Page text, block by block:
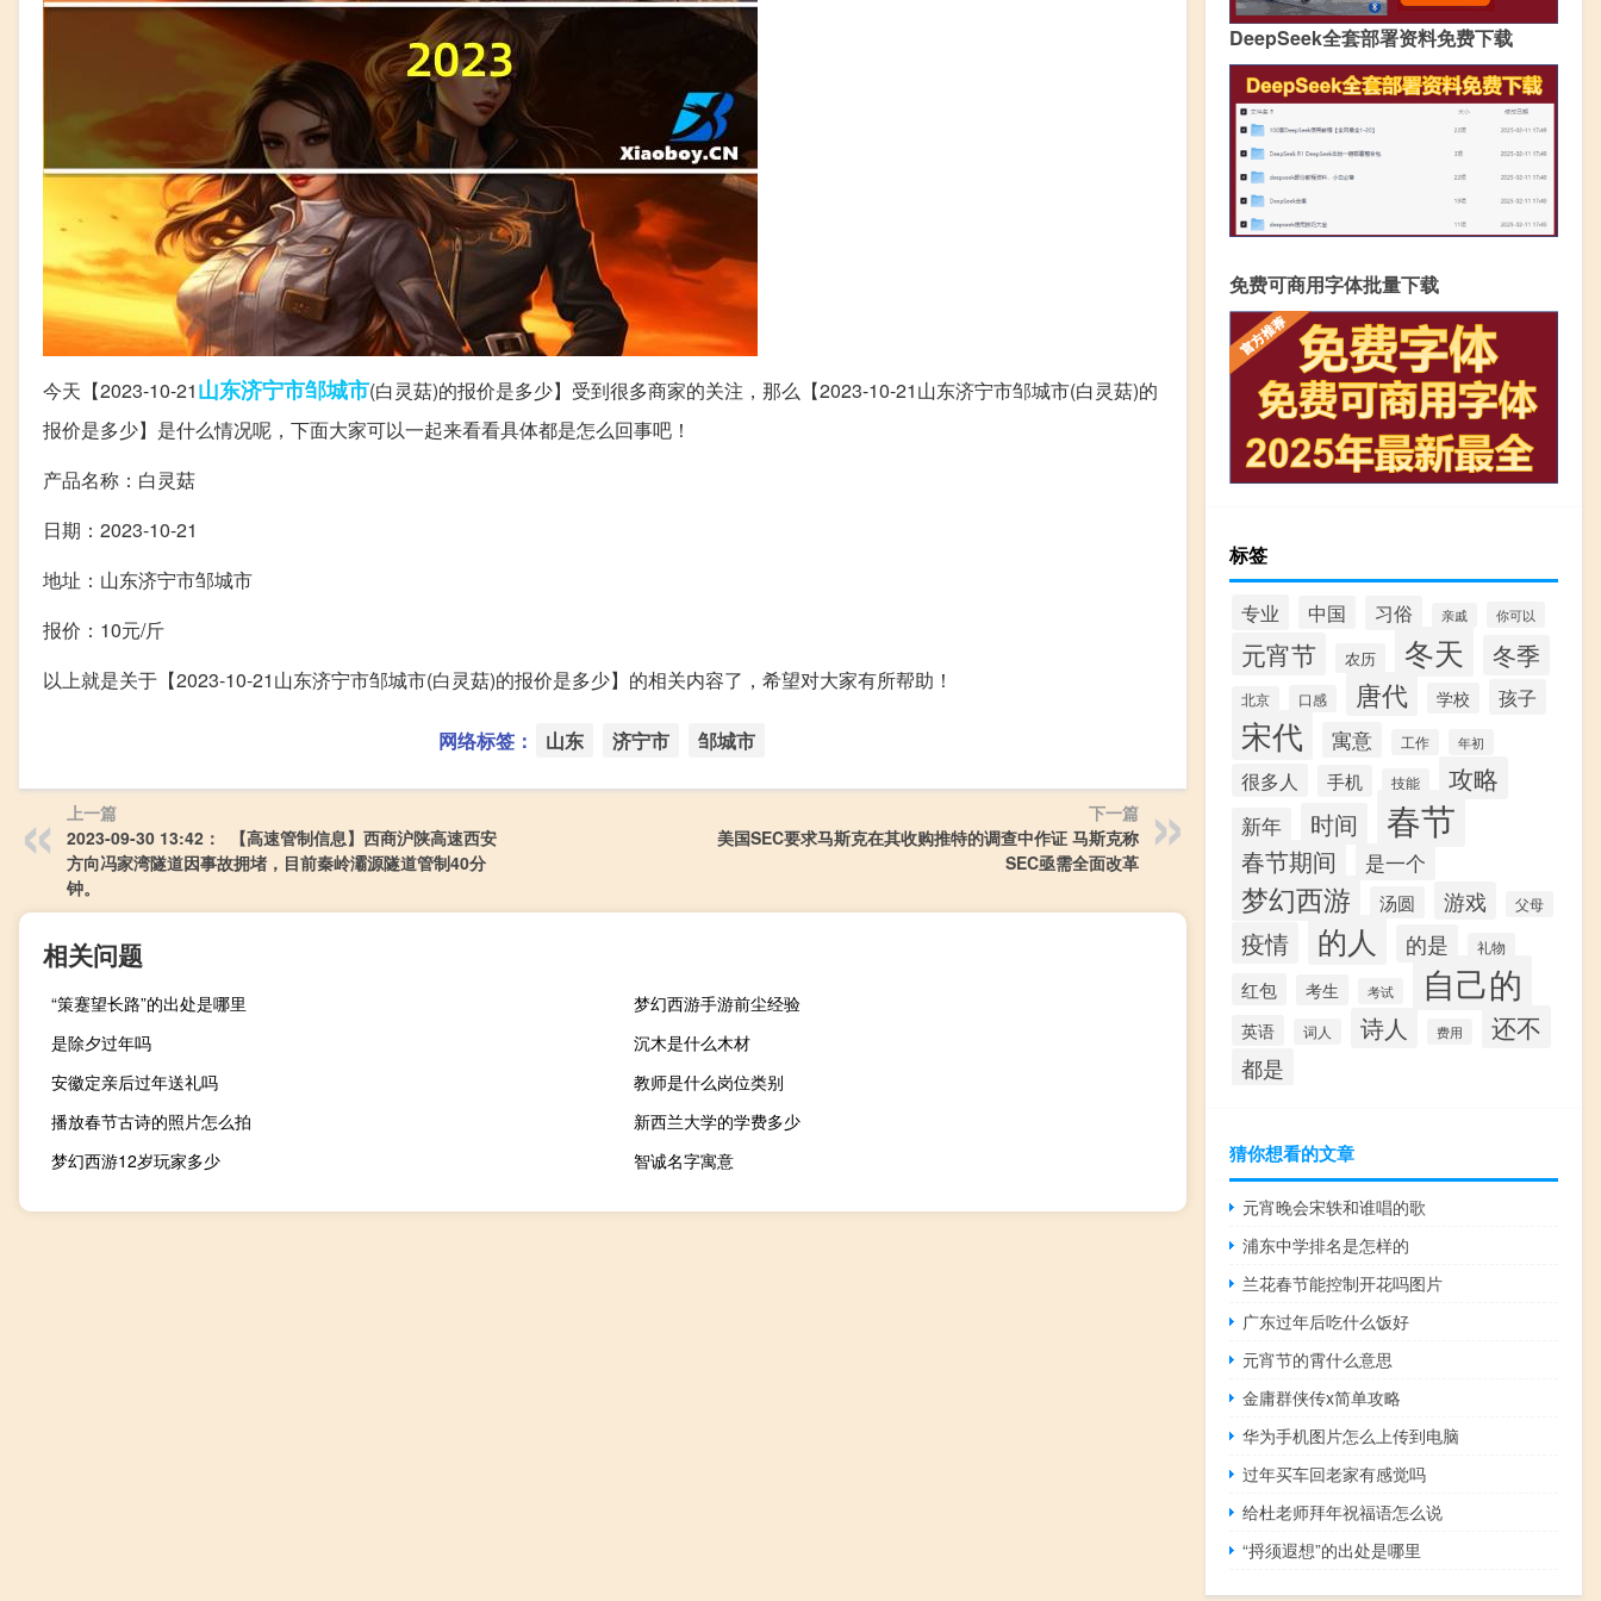
今天【2023-10-21山东济宁市邹城市(白灵菇)的报价是多少】受到很多商家的关注，那么【2023-10-21山东济宁市邹城市(白灵菇)的
报价是多少】是什么情况呢，下面大家可以一起来看看具体都是怎么回事吧！
产品名称：白灵菇
日期：2023-10-21
地址：山东济宁市邹城市
报价：10元/斤
以上就是关于【2023-10-21山东济宁市邹城市(白灵菇)的报价是多少】的相关内容了，希望对大家有所帮助！
网络标签： 山东 济宁市 邹城市
上一篇
2023-09-30 13:42： 【高速管制信息】西商沪陕高速西安
方向冯家湾隧道因事故拥堵，目前秦岭灞源隧道管制40分
钟。 ​​​
下一篇
美国SEC要求马斯克在其收购推特的调查中作证 马斯克称
SEC亟需全面改革
相关问题
“策蹇望长路”的出处是哪里
梦幻西游手游前尘经验
是除夕过年吗
沉木是什么木材
安徽定亲后过年送礼吗
教师是什么岗位类别
播放春节古诗的照片怎么拍
新西兰大学的学费多少
梦幻西游12岁玩家多少
智诚名字寓意
DeepSeek全套部署资料免费下载
免费可商用字体批量下载
标签
专业 中国 习俗 亲戚 你可以
元宵节 农历 冬天 冬季
北京 口感 唐代 学校 孩子
宋代 寓意 工作 年初
很多人 手机 技能 攻略
新年 时间 春节
春节期间 是一个
梦幻西游 汤圆 游戏 父母
疫情 的人 的是 礼物
红包 考生 考试 自己的
英语 词人 诗人 费用 还不
都是
猜你想看的文章
元宵晚会宋轶和谁唱的歌
浦东中学排名是怎样的
兰花春节能控制开花吗图片
广东过年后吃什么饭好
元宵节的霄什么意思
金庸群侠传x简单攻略
华为手机图片怎么上传到电脑
过年买车回老家有感觉吗
给杜老师拜年祝福语怎么说
“捋须遐想”的出处是哪里